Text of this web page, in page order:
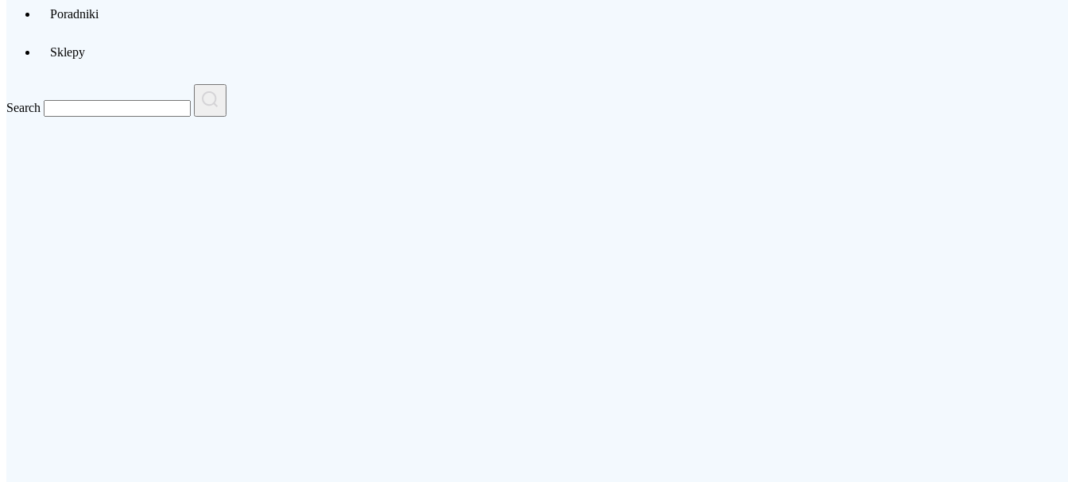
Poradniki
Sklepy
Search